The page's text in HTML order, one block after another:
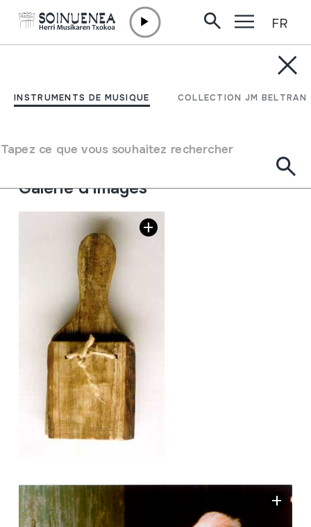
INSTRUMENTS DE MUSIQUE COLLECTION JM BELTRAN
Tapez ce que vous souhaitez rechercher
FR
KALAKA; KONPELETA
Type d'instrument de musique
Idiophones
Galerie d'images